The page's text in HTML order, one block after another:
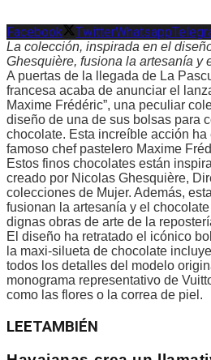
Facebook TwitterWhatsapp
La colección, inspirada en el
Ghesquière, fusiona la artesanía y
A puertas de la llegada de La
francesa acaba de anunciar el
Maxime Frédéric”, una peculiar
diseño de una de sus bolsas para
chocolate. Esta increíble acción ha
famoso chef pastelero Maxime
Estos finos chocolates están
creado por Nicolas Ghesquière,
colecciones de Mujer. Además,
fusionan la artesanía y el
dignas obras de arte de la
El diseño ha retratado el icónico
la maxi-silueta de chocolate
todos los detalles del modelo
monograma representativo de
como las flores o la correa de piel.
LEETAMBIÉN